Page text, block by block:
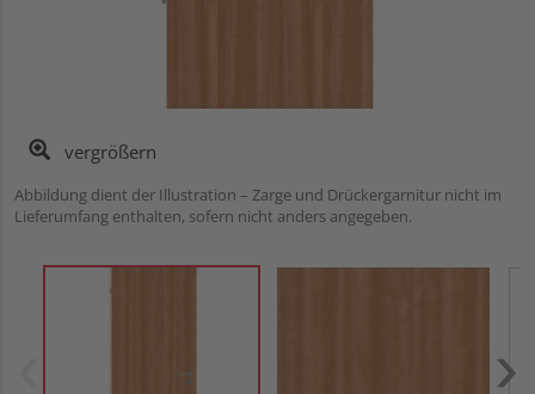
vergrößern
Abbildung dient der Illustration – Zarge und Drückergarnitur nicht im
Lieferumfang enthalten, sofern nicht anders angegeben.